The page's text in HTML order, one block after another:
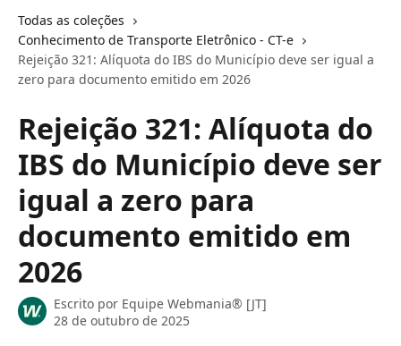
Todas as coleções
Conhecimento de Transporte Eletrônico - CT-e
Rejeição 321: Alíquota do IBS do Município deve ser igual a
zero para documento emitido em 2026
Rejeição 321: Alíquota do
IBS do Município deve ser
igual a zero para
documento emitido em
2026
Escrito por Equipe Webmania® [JT]
28 de outubro de 2025